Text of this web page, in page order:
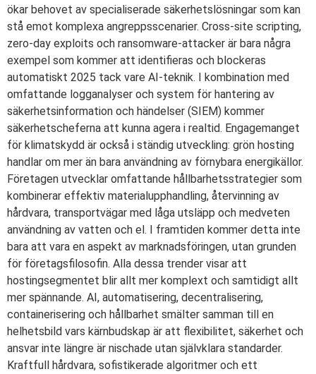
ökar behovet av specialiserade säkerhetslösningar som kan
stå emot komplexa angreppsscenarier. Cross-site scripting,
zero-day exploits och ransomware-attacker är bara några
exempel som kommer att identifieras och blockeras
automatiskt 2025 tack vare AI-teknik. I kombination med
omfattande logganalyser och system för hantering av
säkerhetsinformation och händelser (SIEM) kommer
säkerhetscheferna att kunna agera i realtid. Engagemanget
för klimatskydd är också i ständig utveckling: grön hosting
handlar om mer än bara användning av förnybara energikällor.
Företagen utvecklar omfattande hållbarhetsstrategier som
kombinerar effektiv materialupphandling, återvinning av
hårdvara, transportvägar med låga utsläpp och medveten
användning av vatten och el. I framtiden kommer detta inte
bara att vara en aspekt av marknadsföringen, utan grunden
för företagsfilosofin. Alla dessa trender visar att
hostingsegmentet blir allt mer komplext och samtidigt allt
mer spännande. AI, automatisering, decentralisering,
containerisering och hållbarhet smälter samman till en
helhetsbild vars kärnbudskap är att flexibilitet, säkerhet och
ansvar inte längre är nischade utan självklara standarder.
Kraftfull hårdvara, sofistikerade algoritmer och ett